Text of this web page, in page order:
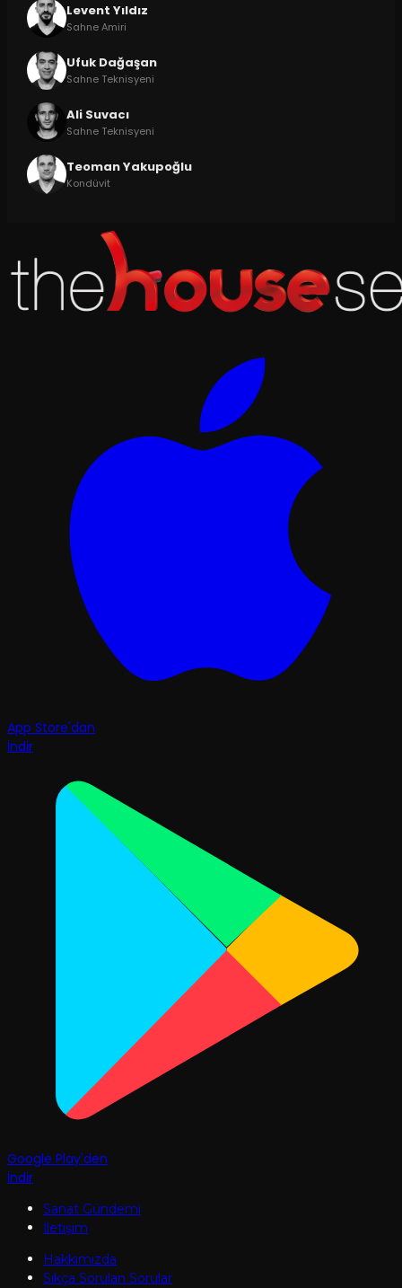
Levent Yıldız
Sahne Amiri
Ufuk Dağaşan
Sahne Teknisyeni
Ali Suvacı
Sahne Teknisyeni
Teoman Yakupoğlu
Kondüvit
App Store'dan
İndir
Google Play'den
İndir
Sanat Gündemi
İletişim
Hakkımızda
Sıkça Sorulan Sorular